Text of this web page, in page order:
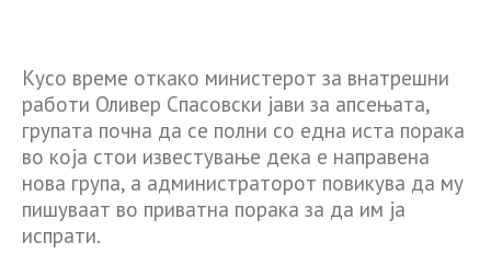
Кусо време откако министерот за внатрешни
работи Оливер Спасовски јави за апсењата,
групата почна да се полни со една иста порака
во која стои известување дека е направена
нова група, а администраторот повикува да му
пишуваат во приватна порака за да им ја
испрати.